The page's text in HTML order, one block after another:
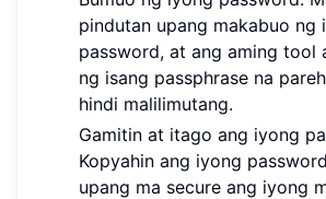
pindutan upang makabuo ng
password, at ang aming tool
ng isang passphrase na
hindi malilimutang.
Gamitin at itago ang iyong
Kopyahin ang iyong
upang ma secure ang iyong